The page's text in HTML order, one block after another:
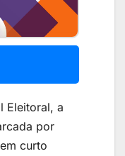
Eleitoral, a
por
curto